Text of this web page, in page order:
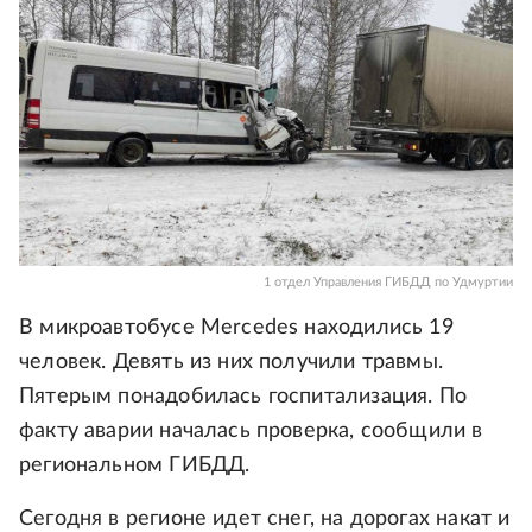
1 отдел Управления ГИБДД по Удмуртии
В микроавтобусе Mercedes находились 19
человек. Девять из них получили травмы.
Пятерым понадобилась госпитализация. По
факту аварии началась проверка, сообщили в
региональном ГИБДД.
Сегодня в регионе идет снег, на дорогах накат и